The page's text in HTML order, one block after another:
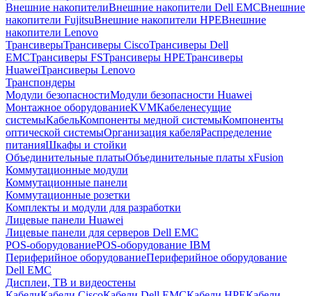
Внешние накопителиВнешние накопители Dell EMCВнешние
накопители FujitsuВнешние накопители HPEВнешние
накопители Lenovo
ТрансиверыТрансиверы CiscoТрансиверы Dell
EMCТрансиверы FSТрансиверы HPEТрансиверы
HuaweiТрансиверы Lenovo
Транспондеры
Модули безопасностиМодули безопасности Huawei
Монтажное оборудованиеKVMКабеленесущие
системыКабельКомпоненты медной системыКомпоненты
оптической системыОрганизация кабеляРаспределение
питанияШкафы и стойки
Объединительные платыОбъединительные платы xFusion
Коммутационные модули
Коммутационные панели
Коммутационные розетки
Комплекты и модули для разработки
Лицевые панели Huawei
Лицевые панели для серверов Dell EMC
POS-оборудованиеPOS-оборудование IBM
Периферийное оборудованиеПериферийное оборудование
Dell EMC
Дисплеи, ТВ и видеостены